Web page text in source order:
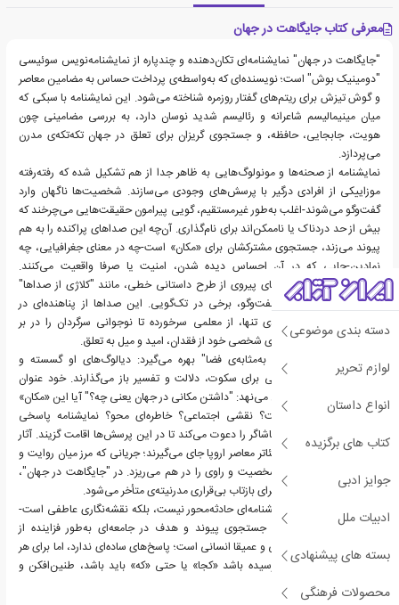
دسته بندی موضوعی
لوازم تحریر
انواع داستان
کتاب های برگزیده
جوایز ادبی
ادبیات ملل
بسته های پیشنهادی
محصولات فرهنگی
معرفی کتاب جایگاهت در جهان
"جایگاهت در جهان" نمایشنامه‌ای تکان‌دهنده و چندپاره از نمایشنامه‌نویس سوئیسی
"دومینیک بوش" است؛ نویسنده‌ای که به‌واسطه‌ی پرداخت حساس به مضامین معاصر
و گوش تیزش برای ریتم‌های گفتار روزمره شناخته می‌شود. این نمایشنامه با سبکی که
میان مینیمالیسم شاعرانه و رئالیسم شدید نوسان دارد، به بررسی مضامینی چون
هویت، جابجایی، حافظه، و جستجوی گریزان برای تعلق در جهان تکه‌تکه‌ی مدرن
می‌پردازد.
نمایشنامه از صحنه‌ها و مونولوگ‌هایی به ظاهر جدا از هم تشکیل شده که رفته‌رفته
موزاییکی از افرادی درگیر با پرسش‌های وجودی می‌سازند. شخصیت‌ها ناگهان وارد
گفت‌وگو می‌شوند-اغلب به‌طور غیرمستقیم، گویی پیرامون حقیقت‌هایی می‌چرخند که
بیش از حد دردناک یا ناممکن‌اند برای نام‌گذاری. آن‌چه این صداهای پراکنده را به هم
پیوند می‌زند، جستجوی مشترکشان برای «مکان» است-چه در معنای جغرافیایی، چه
نمادین-جایی که در آن احساس دیده شدن، امنیت یا صرفا واقعیت می‌کنند.
"جایگاهت در جهان" به‌جای پیروی از طرح داستانی خطی، مانند "کلاژی از صداها"
شکل می‌گیرد-برخی در گفت‌وگو، برخی در تک‌گویی. این صداها از پناهنده‌ای در
جستجوی پناه، تا پیرمردی تنها، از معلمی سرخورده تا نوجوانی سرگردان را در بر
می‌گیرد؛ هر یک با جغرافیای شخصی خود از فقدان، امید و میل به تعلق.
دومینیک بوش از "زبان به‌مثابه‌ی فضا" بهره می‌گیرد: دیالوگ‌های او گسسته و
پیشنهادگرایانه‌اند، و جایی برای سکوت، دلالت و تفسیر باز می‌گذارند. خود عنوان
نمایش، چالشی آرام پیش می‌نهد: "داشتن مکانی در جهان یعنی چه؟" آیا این «مکان»
موقعیتی جغرافیایی است؟ نقشی اجتماعی؟ خاطره‌ای محو؟ نمایشنامه پاسخی
مستقیم نمی‌دهد-بلکه تماشاگر را دعوت می‌کند تا در این پرسش‌ها اقامت گزیند. آثار
بوش در سنت گسترده‌تر تئاتر معاصر اروپا جای می‌گیرند؛ جریانی که مرز میان روایت و
اجرا، داستان و مستند، شخصیت و راوی را در هم می‌ریزد. در "جایگاهت در جهان"،
این ابهام ابزاری قدرتمند برای بازتاب بی‌قراری مدرنیته‌ی متأخر می‌شود.
"جایگاهت در جهان" نمایشنامه‌ای حادثه‌محور نیست، بلکه نقشه‌نگاری عاطفی است-
ترسیم نقشه‌ای از معنای جستجوی پیوند و هدف در جامعه‌ای به‌طور فزاینده از
هم‌گسیخته. لطیف، غنایی و عمیقا انسانی است؛ پاسخ‌های ساده‌ای ندارد، اما برای هر
کسی که روزی از خود پرسیده باشد «کجا» یا حتی «که» باید باشد، طنین‌افکن و
تأثیرگذار است.